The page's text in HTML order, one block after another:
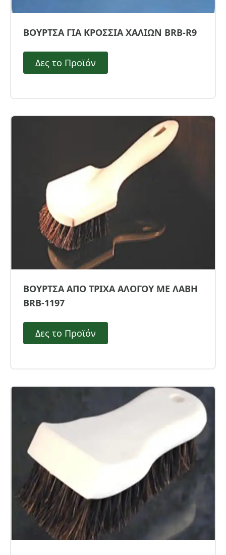
ΒΟΥΡΤΣΑ ΓΙΑ ΚΡΟΣΣΙΑ ΧΑΛΙΩΝ BRB-R9
Δες το Προϊόν
ΒΟΥΡΤΣΑ ΑΠΟ ΤΡΙΧΑ ΑΛΟΓΟΥ ΜΕ ΛΑΒΗ
BRB-1197
Δες το Προϊόν